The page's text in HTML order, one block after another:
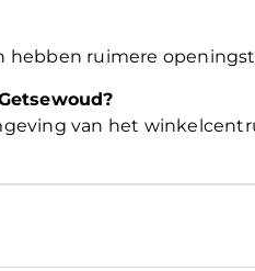
hebben ruimere
van het